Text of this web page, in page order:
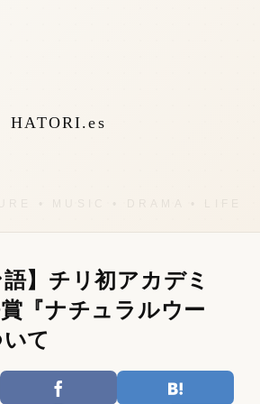
HATORI.es
語】チリ初アカデミ
『ナチュラルウー
て